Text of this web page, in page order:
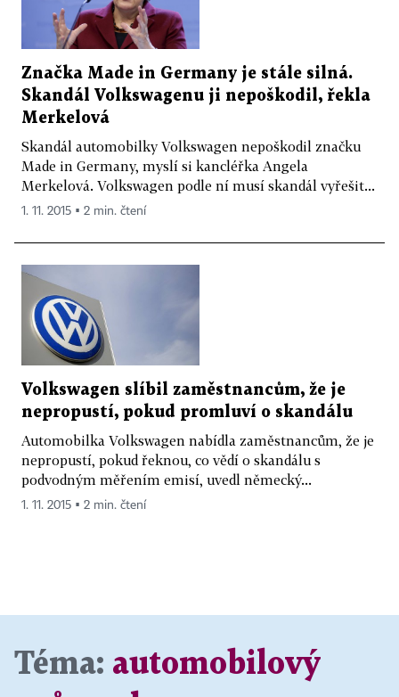
Značka Made in Germany je stále silná.
Skandál Volkswagenu ji nepoškodil, řekla
Merkelová
Skandál automobilky Volkswagen nepoškodil značku
Made in Germany, myslí si kancléřka Angela
Merkelová. Volkswagen podle ní musí skandál vyřešit...
1. 11. 2015 ▪ 2 min. čtení
Volkswagen slíbil zaměstnancům, že je
nepropustí, pokud promluví o skandálu
Automobilka Volkswagen nabídla zaměstnancům, že je
nepropustí, pokud řeknou, co vědí o skandálu s
podvodným měřením emisí, uvedl německý...
1. 11. 2015 ▪ 2 min. čtení
Téma: automobilový